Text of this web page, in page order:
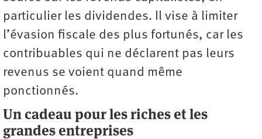
particulier les dividendes. Il vise à limiter
l’évasion fiscale des plus fortunés, car les
contribuables qui ne déclarent pas leurs
revenus se voient quand même
ponctionnés.
Un cadeau pour les riches et les
grandes entreprises